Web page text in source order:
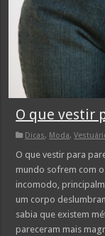
O que vestir
Dicas, Moda,
O que vestir para
mundo sofrem com
incomodo,
um corpo
sabia que existem
pareceram mais